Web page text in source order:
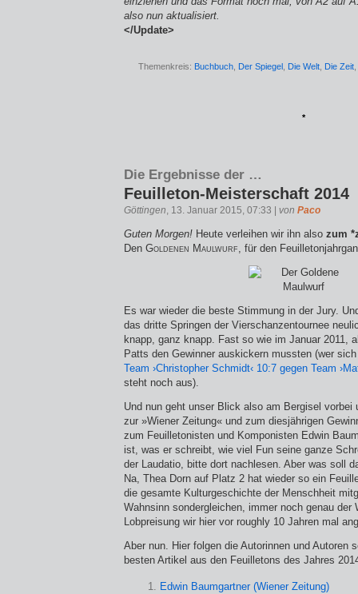
also nun aktualisiert.
</Update>
Themenkreis: Buchbuch Der Spiegel Die Welt Die Zeit
*
Die Ergebnisse der …
Feuilleton-Meisterschaft 2014
Göttingen, 13. Januar 2015, 07:33 | von Paco
Guten Morgen! Heute verleihen wir ihn also zum
Den Goldenen Maulwurf, für den
Es war wieder die beste Stimmung in der Jury.
das dritte Springen der Vierschanzentournee
knapp, ganz knapp. Fast so wie im Januar 2011,
Patts den Gewinner auskickern mussten (wer
Team ›Christopher Schmidt‹ 10:7 gegen Team
steht noch aus).
Und nun geht unser Blick also am Bergisel vorbei
zur »Wiener Zeitung« und zum diesjährigen
zum Feuilletonisten und Komponisten Edwin
ist, was er schreibt, wie viel Fun seine ganze
der Laudatio, bitte dort nachlesen. Aber was soll
Na, Thea Dorn auf Platz 2 hat wieder so ein
die gesamte Kulturgeschichte der Menschheit
Wahnsinn sondergleichen, immer noch genau der
Lobpreisung wir hier vor roughly 10 Jahren mal
Aber nun. Hier folgen die Autorinnen und Autoren
besten Artikel aus den Feuilletons des Jahres
1. Edwin Baumgartner (Wiener Zeitung)